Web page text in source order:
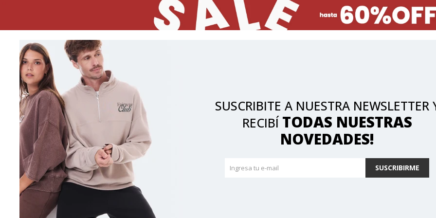
SUSCRIBITE A NUESTRA NEWSLETTER
RECIBÍ TODAS NUESTRAS
NOVEDADES!
SUSCRIBIRME